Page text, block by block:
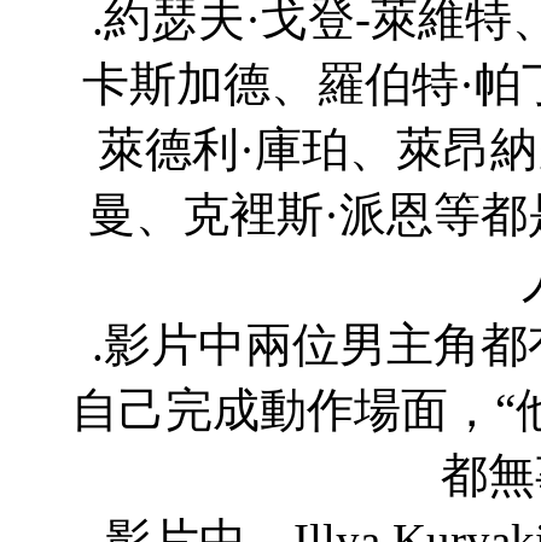
.約瑟夫·戈登-萊維特
卡斯加德、羅伯特·
萊德利·庫珀、萊昂
曼、克裡斯·派恩等
.影片中兩位男主角
自己完成動作場面，
都